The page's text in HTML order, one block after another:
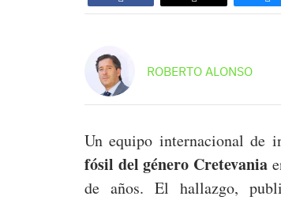
ROBERTO ALONSO
Un equipo internacional de
fósil del género Cretevania
de años. El hallazgo,